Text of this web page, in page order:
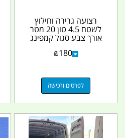
רצועה גרירה וחילוץ
לשטח 4.5 טון 20 מטר
אורך צבע סגול קמפינג
₪180
לפרטים ורכישה